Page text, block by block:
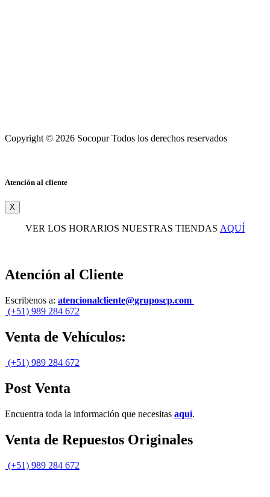
Copyright © 2026 Socopur Todos los derechos reservados
Atención al cliente
X
VER LOS HORARIOS NUESTRAS TIENDAS AQUÍ
Atención al Cliente
Escribenos a: atencionalcliente@gruposcp.com
(+51) 989 284 672
Venta de Vehículos:
(+51) 989 284 672
Post Venta
Encuentra toda la información que necesitas aquí.
Venta de Repuestos Originales
(+51) 989 284 672